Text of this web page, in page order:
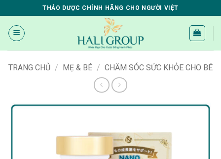
qua
nội
dung
THẢO DƯỢC CHÍNH HÃNG CHO NGƯỜI VIỆT
TRANG CHỦ / MẸ & BÉ / CHĂM SÓC SỨC KHỎE CHO BÉ